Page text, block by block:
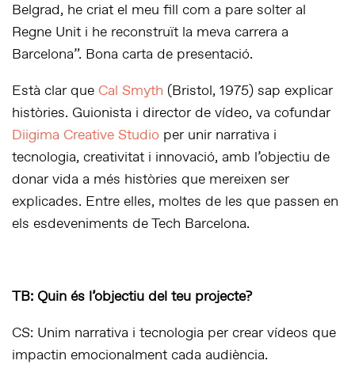
Belgrad, he criat el meu fill com a pare solter al
Regne Unit i he reconstruït la meva carrera a
Barcelona”. Bona carta de presentació.
Està clar que Cal Smyth (Bristol, 1975) sap explicar
històries. Guionista i director de vídeo, va cofundar
Diigima Creative Studio per unir narrativa i
tecnologia, creativitat i innovació, amb l’objectiu de
donar vida a més històries que mereixen ser
explicades. Entre elles, moltes de les que passen en
els esdeveniments de Tech Barcelona.
TB: Quin és l’objectiu del teu projecte?
CS: Unim narrativa i tecnologia per crear vídeos que
impactin emocionalment cada audiència.